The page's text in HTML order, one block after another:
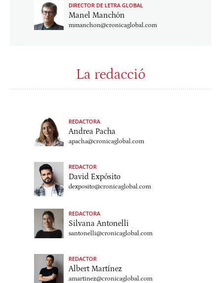
DIRECTOR DE LETRA GLOBAL
Manel Manchón
mmanchon@cronicaglobal.com
La redacció
REDACTORA
Andrea Pacha
apacha@cronicaglobal.com
REDACTOR
David Expósito
dexposito@cronicaglobal.com
REDACTORA
Silvana Antonelli
santonelli@cronicaglobal.com
REDACTOR
Albert Martínez
amartinez@cronicaglobal.com